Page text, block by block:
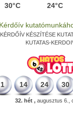
30°C 24°C
KÉRDŐÍV KÉSZÍTÉSE
KUTATAS-
1 14 24 30
32. hét , augusztus 6.,